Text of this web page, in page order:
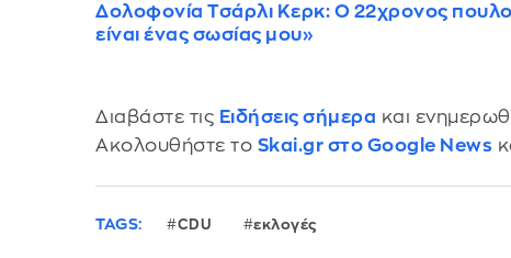
Δολοφονία Τσάρλι Κερκ: Ο 22χρονος
είναι ένας σωσίας μου»
Διαβάστε τις Ειδήσεις σήμερα και
Ακολουθήστε το Skai.gr στο Google News
TAGS: CDU εκλογές